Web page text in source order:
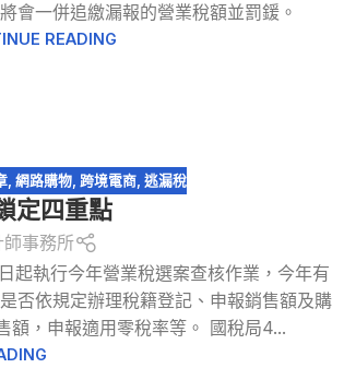
會一併追繳漏報的營業稅額並罰鍰。
READING
,網路購物 跨境電商 ,逃漏稅
定四重點
事務所
起執行今年營業稅選案查核作業，今年有
否依規定辦理稅籍登記、申報銷售額及購
額，申報適用零稅率等。 國稅局4...